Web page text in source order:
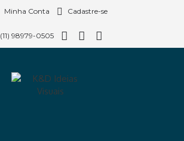
Minha Conta Cadastre-se
(11) 98979-0505